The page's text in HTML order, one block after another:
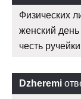
Физических
женский
честь
Dzheremi